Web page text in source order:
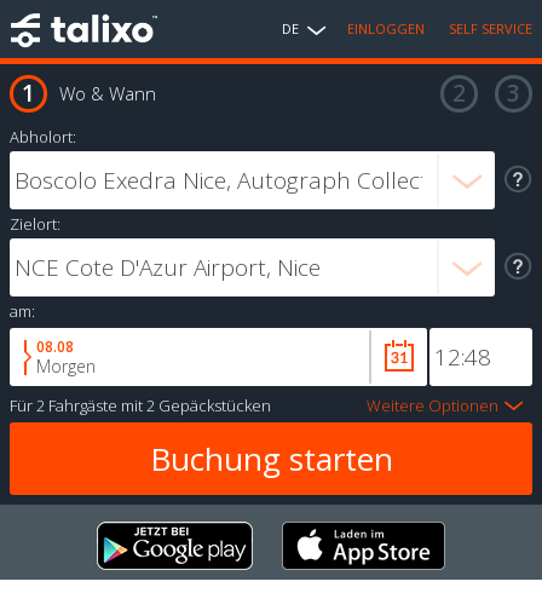
DE EINLOGGEN SELF SERVICE
Wo & Wann
Abholort:
Zielort:
am:
08.08
Morgen
Für2 Fahrgäste mit2 Gepäckstücken Weitere Optionen